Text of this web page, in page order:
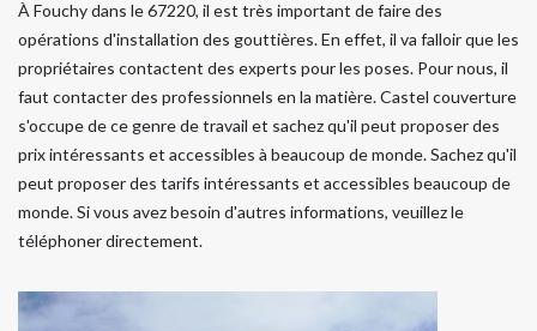
À Fouchy dans le 67220, il est très important de faire des
opérations d'installation des gouttières. En effet, il va falloir que les
propriétaires contactent des experts pour les poses. Pour nous, il
faut contacter des professionnels en la matière. Castel couverture
s'occupe de ce genre de travail et sachez qu'il peut proposer des
prix intéressants et accessibles à beaucoup de monde. Sachez qu'il
peut proposer des tarifs intéressants et accessibles beaucoup de
monde. Si vous avez besoin d'autres informations, veuillez le
téléphoner directement.